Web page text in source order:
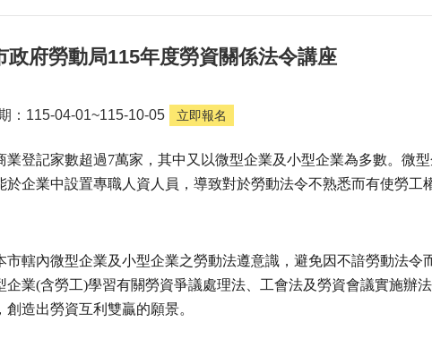
政府勞動局115年度勞資關係法令講座
：115-04-01~115-10-05 立即報名
業登記家數超過7萬家，其中又以微型企業及小型企業為多數。微
於企業中設置專職人資人員，導致對於勞動法令不熟悉而有使勞工
市轄內微型企業及小型企業之勞動法遵意識，避免因不諳勞動法
企業(含勞工)學習有關勞資爭議處理法、工會法及勞資會議實施辦
創造出勞資互利雙贏的願景。